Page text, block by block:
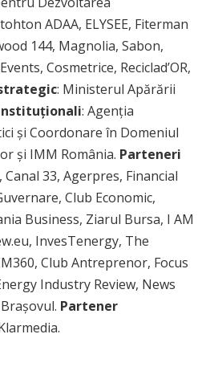
ADAA, ELYSEE, Fiterman
144, Magnolia, Sabon,
Cosmetrice, Reciclad’OR,
: Ministerul Apărării
: Agenția
și Coordonare în Domeniul
și IMM România. Parteneri
Canal 33, Agerpres, Financial
Club Economic,
Business, Ziarul Bursa, I AM
InvesTenergy, The
Club Antreprenor, Focus
Industry Review, News
Partener